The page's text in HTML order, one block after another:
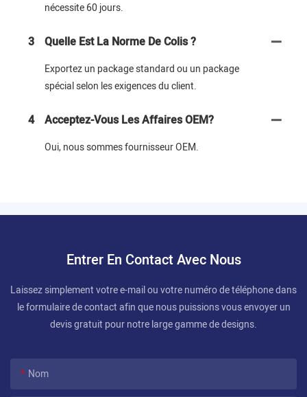
nécessite 60 jours.
3 Quelle Est La Norme De Colis ?
Exportez un package standard ou un package
spécial selon les exigences du client.
4 Acceptez-Vous Les Affaires OEM?
Oui, nous sommes fournisseur OEM.
Entrer En Contact Avec Nous
Laissez simplement votre e-mail ou votre numéro de téléphone dans
le formulaire de contact afin que nous puissions vous envoyer un
devis gratuit pour notre large gamme de designs.
Nom